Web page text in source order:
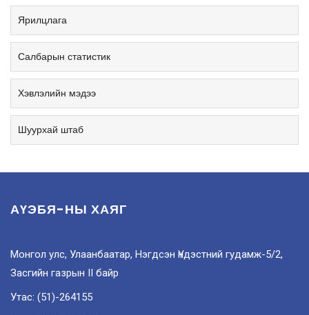
Ярилцлага
Салбарын статистик
Хэвлэлийн мэдээ
Шуурхай штаб
АҮЭБЯ-НЫ ХАЯГ
Монгол улс, Улаанбаатар, Нэгдсэн Үндэстний гудамж-5/2,
Засгийн газрын II байр
Утас: (51)-264155